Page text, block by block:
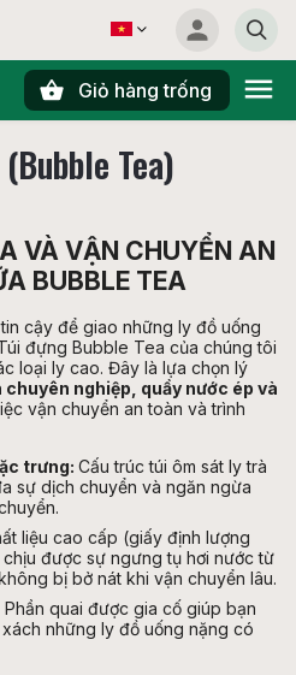
Giỏ hàng trống
Tea)
VÀ VẬN CHUYỂN AN
BUBBLE TEA
cậy để giao những ly đồ uống
đựng Bubble Tea của chúng tôi
loại ly cao. Đây là lựa chọn lý
nghiệp, quầy nước ép và
vận chuyển an toàn và trình
trưng: Cấu trúc túi ôm sát ly trà
sự dịch chuyển và ngăn ngừa
liệu cao cấp (giấy định lượng
được sự ngưng tụ hơi nước từ
bị bở nát khi vận chuyển lâu.
Phần quai được gia cố giúp bạn
những ly đồ uống nặng có